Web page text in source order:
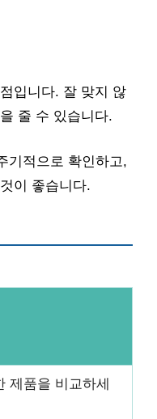
입니다. 잘 맞지 않
줄 수 있습니다.
기적으로 확인하고,
이 좋습니다.
제품을 비교하세